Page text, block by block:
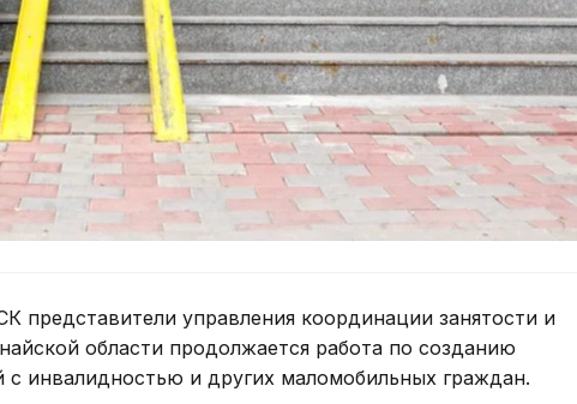
представители управления координации занятости и
области продолжается работа по созданию
с инвалидностью и других маломобильных граждан.